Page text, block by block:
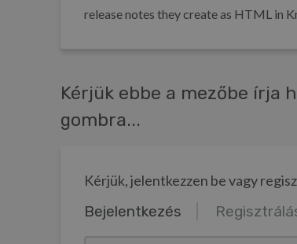
release notes they create as HTML in
Kérjük ebbe a mezőbe írja
gombra...
Kérjük, jelentkezzen be vagy
Bejelentkezés